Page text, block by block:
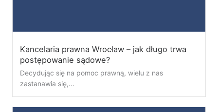
Kancelaria prawna Wrocław – jak długo trwa
postępowanie sądowe?
Decydując się na pomoc prawną, wielu z nas
zastanawia się,...